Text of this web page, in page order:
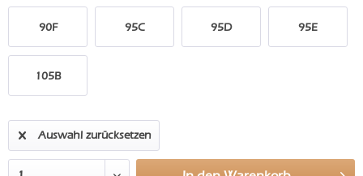
90F 95C 95D 95E
105B
Auswahl zurücksetzen